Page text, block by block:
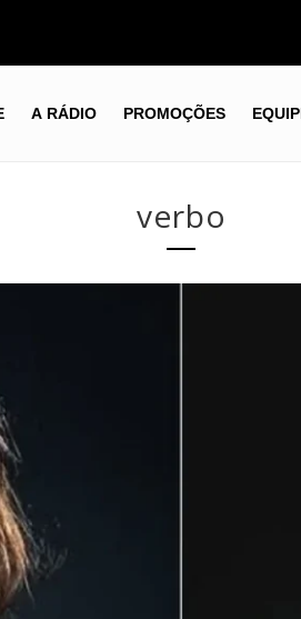
A RÁDIO PROMOÇÕES
verbo